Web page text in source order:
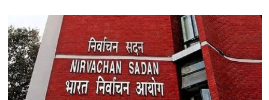
बनर्जी
के
इस्तीफा
देने
से
इनकार……।
अटकेगी